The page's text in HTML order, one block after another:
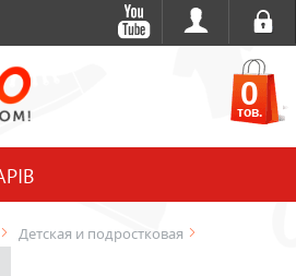
0
тов.
Детская и подростковая